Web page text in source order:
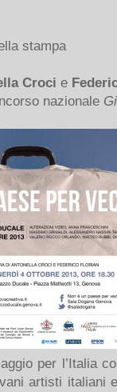
stampa
Croci e
nazionale
per l’Italia
artisti italiani